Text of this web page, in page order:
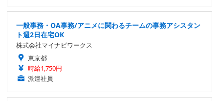
一般事務・OA事務/アニメに関わるチームの事務アシスタン
ト週2日在宅OK
株式会社マイナビワークス
東京都
時給1,750円
派遣社員